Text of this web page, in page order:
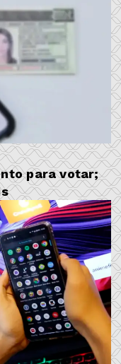
para votar;